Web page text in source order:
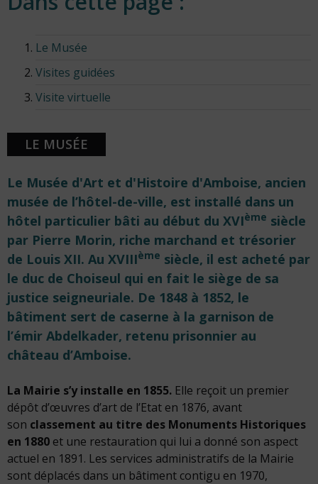
Le Musée
Visites guidées
Visite virtuelle
LE MUSÉE
Le Musée d'Art et d'Histoire d'Amboise, ancien
musée de l’hôtel-de-ville, est installé dans un
hôtel particulier bâti au début du XVIème siècle
par Pierre Morin, riche marchand et trésorier
de Louis XII. Au XVIIIème siècle, il est acheté par
le duc de Choiseul qui en fait le siège de sa
justice seigneuriale. De 1848 à 1852, le
bâtiment sert de caserne à la garnison de
l’émir Abdelkader, retenu prisonnier au
château d’Amboise.
La Mairie s’y installe en 1855. Elle reçoit un premier
dépôt d’œuvres d’art de l’Etat en 1876, avant
son classement au titre des Monuments Historiques
en 1880 et une restauration qui lui a donné son aspect
actuel en 1891. Les services administratifs de la Mairie
sont déplacés dans un bâtiment contigu en 1970,